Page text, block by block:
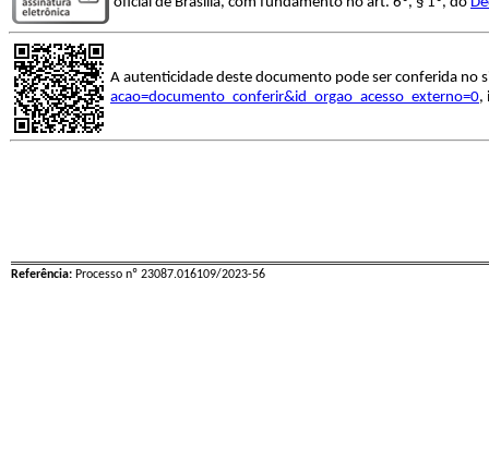
A autenticidade deste documento pode ser conferida no
acao=documento_conferir&id_orgao_acesso_externo=0,
Referência: Processo nº 23087.016109/2023-56